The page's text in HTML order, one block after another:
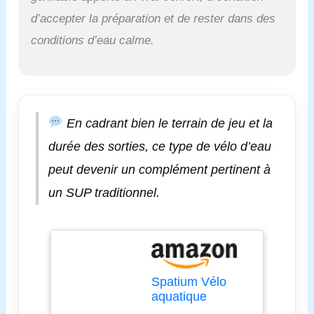
21 kg. La taille du
facilement mise dans
dégagement rapide et
facile à plier, et peut
être mis dans un sac
à dos après
dégonflage. Les
adultes peuvent
vélo aquatique est
fabriqué en matériau
PVC à double couche
haute résistance pour
d’accepter la préparation et de rester dans des
conditions d’eau calme.
En cadrant bien le terrain de jeu et la
durée des sorties, ce type de vélo d’eau
peut devenir un complément pertinent à
un SUP traditionnel.
Spatium Vélo
aquatique